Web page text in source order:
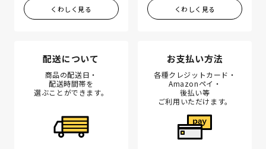
くわしく見る くわしく見る
配送について
商品の配送日・
配送時間帯を
選ぶことができます。
お支払い方法
各種クレジットカード・
Amazonペイ・
後払い等
ご利用いただけます。